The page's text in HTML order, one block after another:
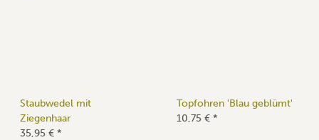
Staubwedel mit
Ziegenhaar
35,95 € *
Topfohren 'Blau geblümt'
10,75 € *